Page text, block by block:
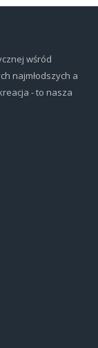
wśród
najmłodszych a
- to nasza